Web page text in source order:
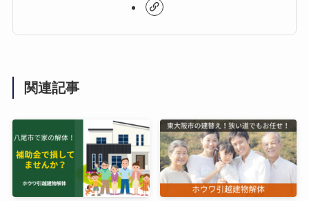
関連記事